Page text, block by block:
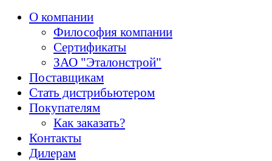
О компании
Философия компании
Сертификаты
ЗАО "Эталонстрой"
Поставщикам
Стать дистрибьютером
Покупателям
Как заказать?
Контакты
Дилерам